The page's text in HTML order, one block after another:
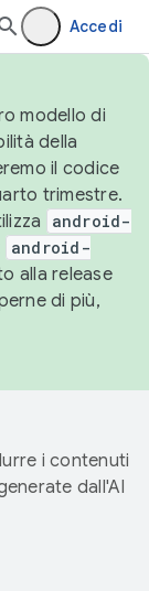
Accedi
modello di
della
il codice
trimestre.
android-
android-
alla release
di più,
i contenuti
dall'AI